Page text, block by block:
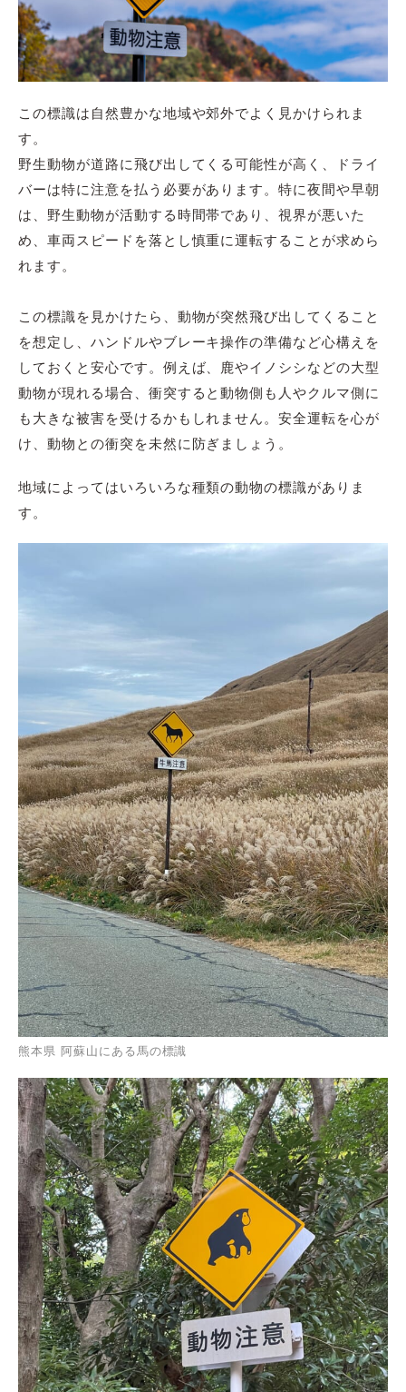
この標識は自然豊かな地域や郊外でよく見かけられま
す。
野生動物が道路に飛び出してくる可能性が高く、ドライ
バーは特に注意を払う必要があります。特に夜間や早朝
は、野生動物が活動する時間帯であり、視界が悪いた
め、車両スピードを落とし慎重に運転することが求めら
れます。
この標識を見かけたら、動物が突然飛び出してくること
を想定し、ハンドルやブレーキ操作の準備など心構えを
しておくと安心です。例えば、鹿やイノシシなどの大型
動物が現れる場合、衝突すると動物側も人やクルマ側に
も大きな被害を受けるかもしれません。安全運転を心が
け、動物との衝突を未然に防ぎましょう。
地域によってはいろいろな種類の動物の標識がありま
す。
熊本県 阿蘇山にある馬の標識